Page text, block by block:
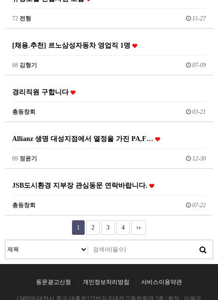
72 전형 11-27
[채용.추천] 르노삼성자동차 영업직 1명
68 김형기 07-09
경리직원 구합니다
총동창회 03-21
Allianz 생명 대성지점에서 열정을 가진 PA,F…
69 정윤기 12-30
JSB도시환경 지부장 관심동문 연락바랍니다.
총동창회 07-22
1 2 3 4
동문광고신청 개인정보처리방침 서비스이용약관